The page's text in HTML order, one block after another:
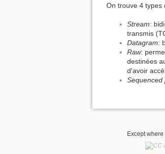
On trouve 4 types
Stream:
transmis
Datagram:
Raw:
destinées
d'avoir
Sequenced
Except